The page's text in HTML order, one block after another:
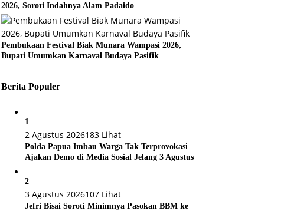
2026, Soroti Indahnya Alam Padaido
Pembukaan Festival Biak Munara Wampasi 2026,
Bupati Umumkan Karnaval Budaya Pasifik
Berita Populer
1
2 Agustus 2026183 Lihat
Polda Papua Imbau Warga Tak Terprovokasi
Ajakan Demo di Media Sosial Jelang 3 Agustus
2
3 Agustus 2026107 Lihat
Jefri Bisai Soroti Minimnya Pasokan BBM ke